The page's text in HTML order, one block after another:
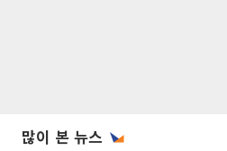
많이 본 뉴스